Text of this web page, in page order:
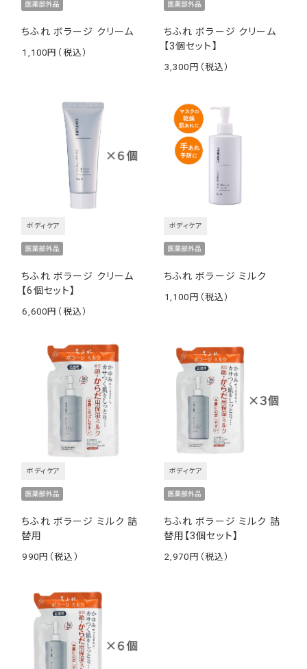
ちふれ ボラージ クリーム
1,100
ちふれ ボラージ クリーム
【3個セット】
3,300
ちふれ ボラージ クリーム
【6個セット】
ボディケア
6,600
ちふれ ボラージ ミルク
ボディケア
1,100
ちふれ ボラージ ミルク 詰
替用
ボディケア
990
ちふれ ボラージ ミルク 詰
替用【3個セット】
ボディケア
2,970